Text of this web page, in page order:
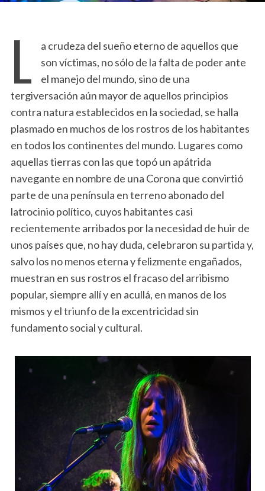
L
a crudeza del sueño eterno de aquellos que
son víctimas, no sólo de la falta de poder ante
el manejo del mundo, sino de una
tergiversación aún mayor de aquellos principios
contra natura establecidos en la sociedad, se halla
plasmado en muchos de los rostros de los habitantes
en todos los continentes del mundo. Lugares como
aquellas tierras con las que topó un apátrida
navegante en nombre de una Corona que convirtió
parte de una península en terreno abonado del
latrocinio político, cuyos habitantes casi
recientemente arribados por la necesidad de huir de
unos países que, no hay duda, celebraron su partida y,
salvo los no menos eterna y felizmente engañados,
muestran en sus rostros el fracaso del arribismo
popular, siempre allí y en acullá, en manos de los
mismos y el triunfo de la excentricidad sin
fundamento social y cultural.